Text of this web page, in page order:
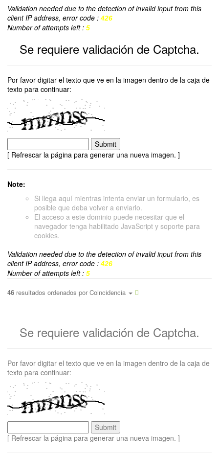
Validation needed due to the detection of invalid input from this
client IP address, error code : 426
Number of attempts left : 5
Se requiere validación de Captcha.
Por favor digitar el texto que ve en la imagen dentro de la caja de
texto para continuar:
[ Refrescar la página para generar una nueva imagen. ]
Note:
Si llega aquí mientras intenta enviar un formulario, es
posible que deba volver a enviarlo.
El acceso a este dominio puede necesitar que el
navegador tenga habilitado JavaScript y soporte para
cookies.
Validation needed due to the detection of invalid input from this
client IP address, error code : 426
Number of attempts left : 5
46 resultados ordenados por Coincidencia
Se requiere validación de Captcha.
Por favor digitar el texto que ve en la imagen dentro de la caja de
texto para continuar:
[ Refrescar la página para generar una nueva imagen. ]